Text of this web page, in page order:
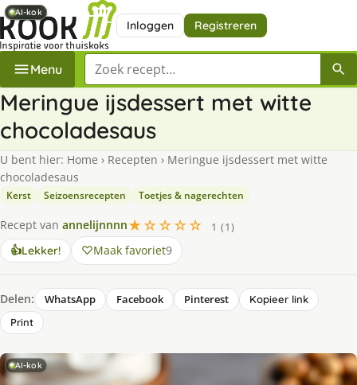
Inloggen Registreren
Menu Zoek een recept
Meringue ijsdessert met witte
chocoladesaus
U bent hier: Home › Recepten › Meringue ijsdessert met witte
chocoladesaus
Kerst Seizoensrecepten Toetjes & nagerechten
Recept van annelijnnnn★☆☆☆☆
1 (1)
👍Lekker! Maak favoriet9
Delen: WhatsApp Facebook Pinterest
Kopieer link
Print
AI-kok
AI-kok
AI-kok
AI-kok